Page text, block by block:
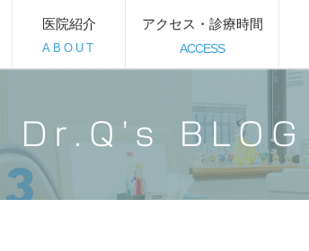
医院紹介
ABOUT
アクセス・診療時間
ACCESS
Dr.Q's BLOG